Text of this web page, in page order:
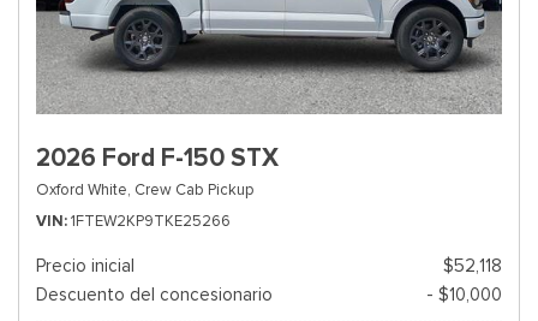
2026 Ford F-150 STX
Oxford White, Crew Cab Pickup
VIN 1FTEW2KP9TKE25266
Precio inicial
$52,118
Descuento del concesionario
- $10,000